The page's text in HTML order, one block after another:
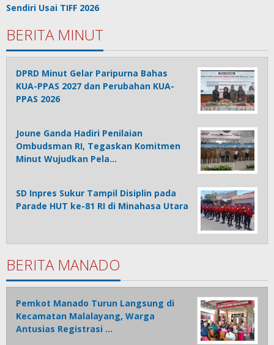
Sendiri Usai TIFF 2026
BERITA MINUT
DPRD Minut Gelar Paripurna Bahas
KUA-PPAS 2027 dan Perubahan KUA-
PPAS 2026
Joune Ganda Hadiri Penilaian
Ombudsman RI, Tegaskan Komitmen
Minut Wujudkan Pela…
SD Inpres Sukur Tampil Disiplin pada
Parade HUT ke-81 RI di Minahasa Utara
BERITA MANADO
Pemkot Manado Turun Langsung di
Kecamatan Malalayang, Warga
Antusias Registrasi …